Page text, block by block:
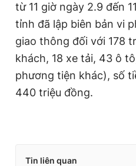
từ 11 giờ ngày 2.9 đến
tỉnh đã lập biên bản vi
giao thông đối với 178
khách, 18 xe tải, 43 ô
phương tiện khác), số
440 triệu đồng.
Tin liên quan